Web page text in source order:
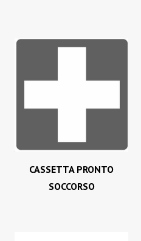
CASSETTA PRONTO
SOCCORSO